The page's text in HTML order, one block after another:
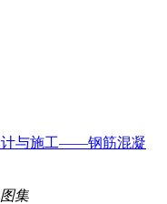
计与施工——钢筋混凝
集